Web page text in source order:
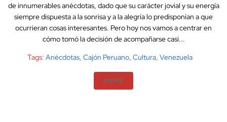
de innumerables anécdotas, dado que su carácter jovial y su energía
siempre dispuesta a la sonrisa y a la alegría lo predisponían a que
ocurrieran cosas interesantes. Pero hoy nos vamos a centrar en
cómo tomó la decisión de acompañarse casi...
Tags: Anécdotas, Cajón Peruano, Cultura, Venezuela
MORE